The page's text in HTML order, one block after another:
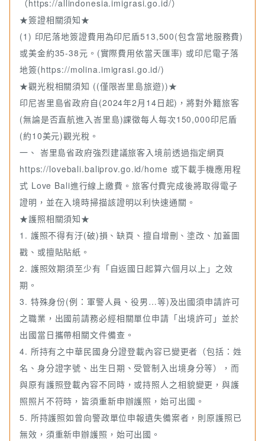
（https://allindonesia.imigrasi.go.id/）
★簽證相關須知★
(1) 印尼落地簽證費用為印尼盾513,500(包含當地服務費)
或美金約35-38元。(實際費用依當天匯率) 或印尼電子落
地簽(https://molina.imigrasi.go.id/)
★觀光稅相關須知 ((僅限峇里島旅遊))★
印尼峇里島省政府自(2024年2月14日起)，將對外籍旅客
(無論是否直航進入峇里島)課徵每人每次150,000印尼盾
(約10美元)觀光稅。
一、 峇里島省政府強烈建議旅客入境前透過指定網頁
https://lovebali.baliprov.go.id/home 或下載手機應用程
式 Love Bali進行線上繳費。旅客付費完成後將取得電子
證明，並在入境時掃描該證明以利快速通關。
★護照相關須知★
1. 護照不得有汙(破)損、缺頁、擅自增刪、塗改、加蓋圖
戳、或擅貼貼紙。
2. 護照效期須至少有「自返國日起算六個月以上」之效
期。
3. 特殊身份(例：軍警人員、役男…等)及出國須申請許可
之職業，出國前請務必經相關單位申請「出境許可」並於
出國當日攜帶相關文件備查。
4. 所持有之中華民國身分證登載內容已變更者（包括：姓
名、身分證字號、出生日期、受管制入出境身分等），而
與原有護照登載內容不同時，或持照人之相貌變更，與護
照照片不符時，皆須重新申辦護照，始可出國。
5. 所持護照如曾向警政單位申報遺失備案者，則原護照已
無效，須重新申辦護照，始可出國。